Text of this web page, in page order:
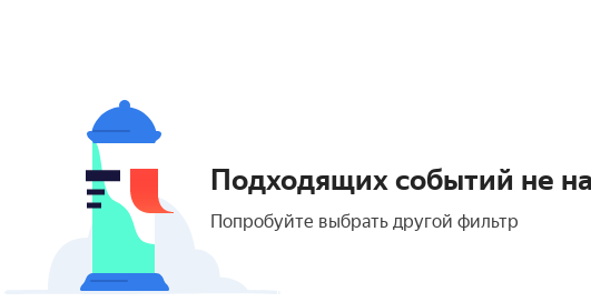
Подходящих событий не
Попробуйте выбрать другой фильтр